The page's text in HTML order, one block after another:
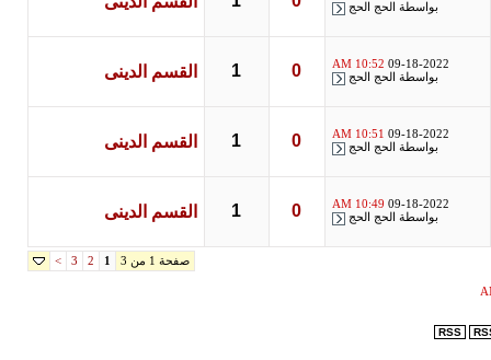
بواسطةالحج الحج
09-18-2022
10:52 AM
بواسطةالحج الحج القسم الدينى
09-18-2022
10:51 AM
بواسطةالحج الحج القسم الدينى
09-18-2022
10:49 AM
بواسطةالحج الحج القسم الدينى
صفحة 1 من 3 1
RSS